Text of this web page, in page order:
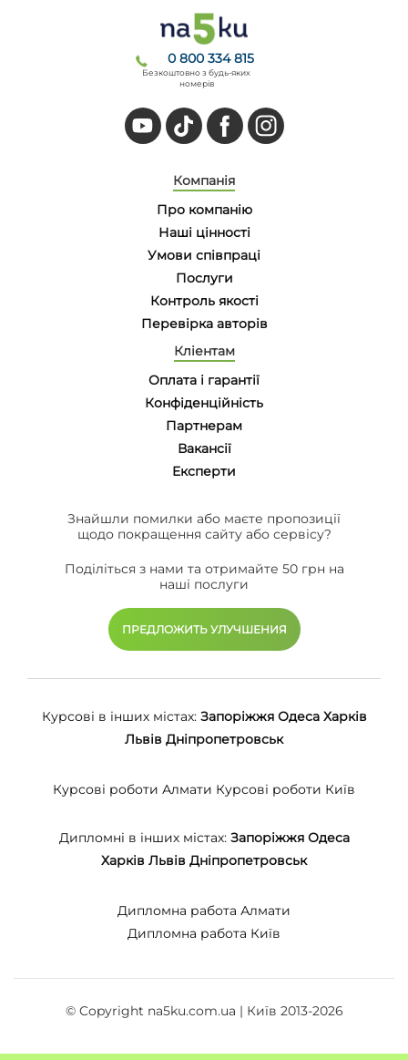
0 800 334 815
Безкоштовно з будь-яких
номерів
Компанія
Про компанію
Наші цінності
Умови співпраці
Послуги
Контроль якості
Перевірка авторів
Кліентам
Оплата і гарантії
Конфіденційність
Партнерам
Вакансії
Eксперти
Знайшли помилки або маєте пропозиції
щодо покращення сайту або сервісу?
Поділіться з нами та отримайте 50 грн на
наші послуги
ПРЕДЛОЖИТЬ УЛУЧШЕНИЯ
Курсові в інших містах: Запоріжжя Одеса Харків
Львів Дніпропетровськ
Курсові роботи Алмати Курсові роботи Київ
Дипломні в інших містах: Запоріжжя Одеса
Харків Львів Дніпропетровськ
Дипломна работа Алмати
Дипломна работа Київ
© Copyright na5ku.com.ua | Київ 2013-2026